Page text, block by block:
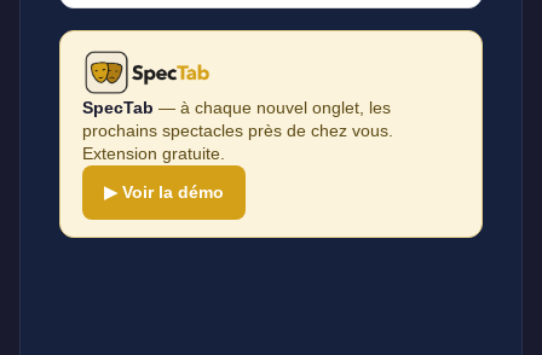
SpecTab — à chaque nouvel onglet, les
prochains spectacles près de chez vous.
Extension gratuite.
▶ Voir la démo